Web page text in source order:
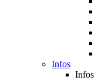
Infos
Infos